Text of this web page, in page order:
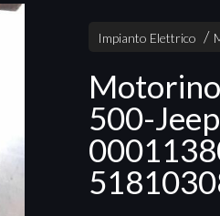
Impianto Elettrico
500-